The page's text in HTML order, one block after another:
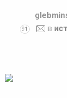
91
в